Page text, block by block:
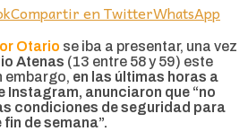
Compartir en TwitterWhatsApp
Otario se iba a presentar, una vez
Atenas (13 entre 58 y 59) este
embargo, en las últimas horas a
Instagram, anunciaron que “no
condiciones de seguridad para
de semana”.